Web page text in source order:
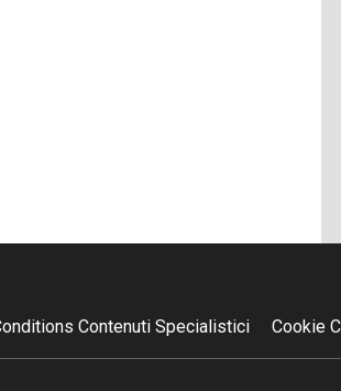
Contenuti Specialistici Cookie